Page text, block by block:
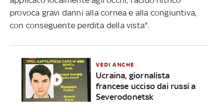
provoca gravi danni alla cornea e alla congiuntiva,
con conseguente perdita della vista".
VEDI ANCHE
Ucraina, giornalista
francese ucciso dai russi a
Severodonetsk